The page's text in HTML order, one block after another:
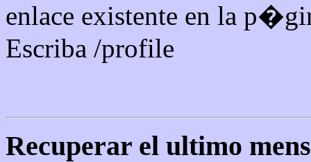
enlace existente en la
Escriba /profile
Recuperar el ultimo